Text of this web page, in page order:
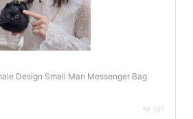
Design Small Man Messenger Bag
161